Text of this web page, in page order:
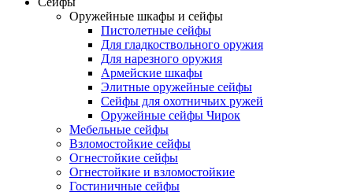
Оружейные шкафы и сейфы
Пистолетные сейфы
Для гладкоствольного оружия
Для нарезного оружия
Армейские шкафы
Элитные оружейные сейфы
Сейфы для охотничьих ружей
Оружейные сейфы Чирок
Мебельные сейфы
Взломостойкие сейфы
Огнестойкие сейфы
Огнестойкие и взломостойкие
Гостиничные сейфы